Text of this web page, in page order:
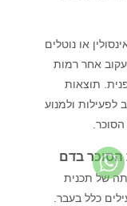
או נוטלים
אחר רמות
תוצאות
ולמנוע
הסוכר בדם
של תכנית
כלל בעבר.